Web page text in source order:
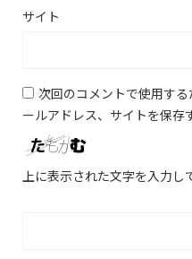
サイト
次回のコメントで使用す
ールアドレス、サイトを保存
上に表示された文字を入力し